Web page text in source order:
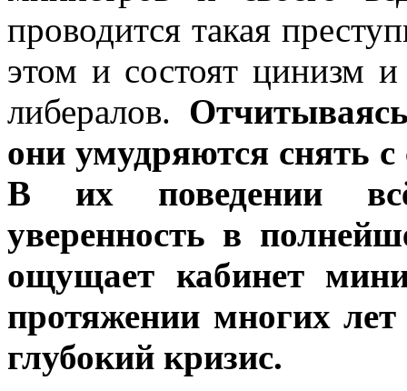
проводится такая
этом и состоят цинизм
либералов.
они умудряются снять с
В их поведении всё
уверенность в
ощущает кабинет
протяжении многих лет
глубокий кризис.